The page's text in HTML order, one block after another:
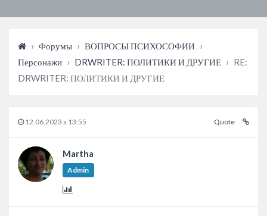
› Форумы › ВОПРОСЫ ПСИХОСОФИИ ›
Персонажи › DRWRITER: ПОЛИТИКИ И ДРУГИЕ › RE:
DRWRITER: ПОЛИТИКИ И ДРУГИЕ
12.06.2023 в 13:55 Quote
Martha
Admin